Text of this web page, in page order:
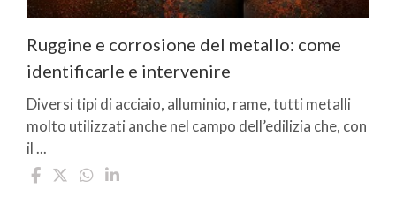
Ruggine e corrosione del metallo: come
identificarle e intervenire
Diversi tipi di acciaio, alluminio, rame, tutti metalli
molto utilizzati anche nel campo dell’edilizia che, con
il ...